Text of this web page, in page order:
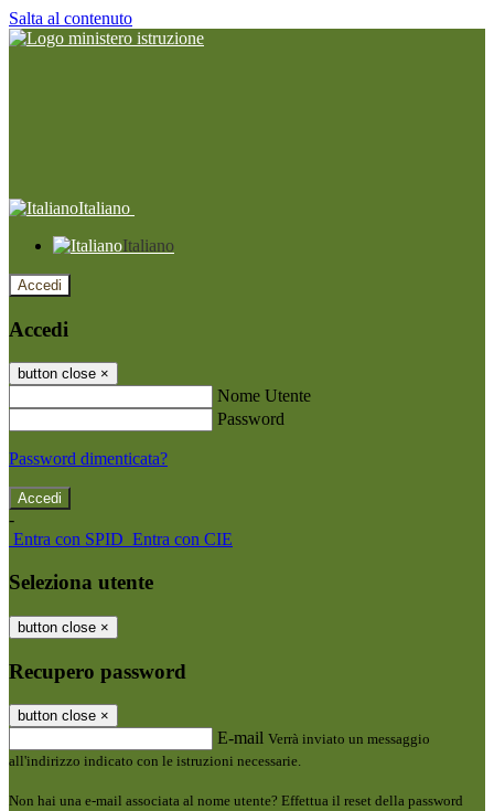
Salta al contenuto
Italiano
Italiano
Accedi
Accedi
button close ×
Nome Utente
Password
Password dimenticata?
-
Entra con SPID Entra con CIE
Seleziona utente
button close ×
Recupero password
button close ×
E-mail Verrà inviato un messaggio
all'indirizzo indicato con le istruzioni necessarie.
Non hai una e-mail associata al nome utente? Effettua il reset della password